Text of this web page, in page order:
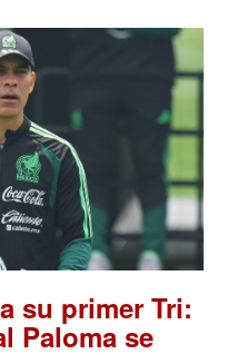
su primer Tri:
Paloma se